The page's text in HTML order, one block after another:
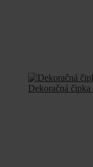
Dekoračná čipka